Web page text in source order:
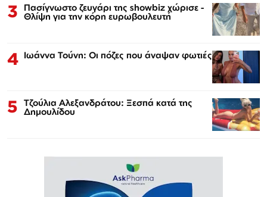
3 Πασίγνωστο ζευγάρι της showbiz χώρισε -
Θλίψη για την κόρη ευρωβουλευτή
4 Ιωάννα Τούνη: Οι πόζες που άναψαν φωτιές
5 Τζούλια Αλεξανδράτου: Ξεσπά κατά της
Δημουλίδου